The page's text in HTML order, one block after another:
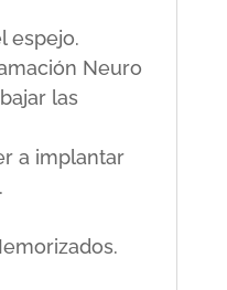
espejo.
Neuro
las
a implantar